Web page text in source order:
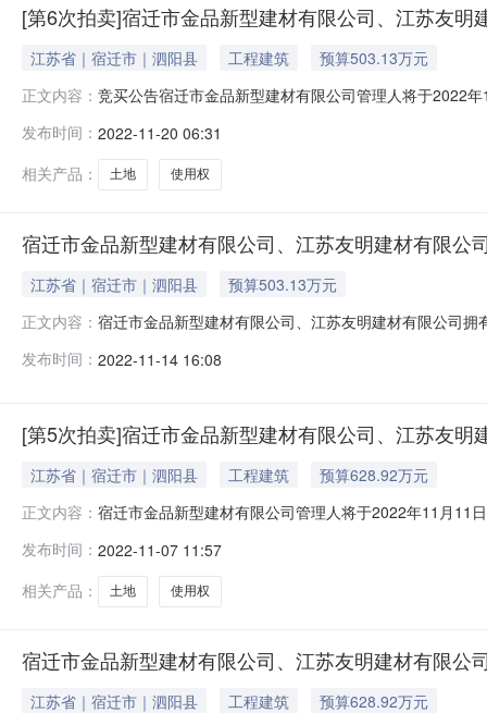
[第6次拍卖]宿迁市金品新型建材有限公司、江苏友
江苏省｜宿迁市｜泗阳县 工程建筑
预算503.13万元
正文内容： 竞买公告宿迁市金品新型建材有限公司管理人将于2022
有限公司拥有的厂房、办公楼、土地使用权、门卫室等
发布时间： 2022-11-20 06:31
相关产品：
土地 使用权
宿迁市金品新型建材有限公司、江苏友明建材有限公
江苏省｜宿迁市｜泗阳县
预算503.13万元
正文内容： 宿迁市金品新型建材有限公司、江苏友明建材有限公司
公开拍卖活动，现公告如下：一、拍卖标的宿迁市金品
发布时间： 2022-11-14 16:08
[第5次拍卖]宿迁市金品新型建材有限公司、江苏友
江苏省｜宿迁市｜泗阳县 工程建筑
预算628.92万元
正文内容： 宿迁市金品新型建材有限公司管理人将于2022年11月11
司拥有的厂房、办公楼、土地使用权、门卫室等全部资
发布时间： 2022-11-07 11:57
相关产品：
土地 使用权
宿迁市金品新型建材有限公司、江苏友明建材有限公
江苏省｜宿迁市｜泗阳县 工程建筑
预算628.92万元